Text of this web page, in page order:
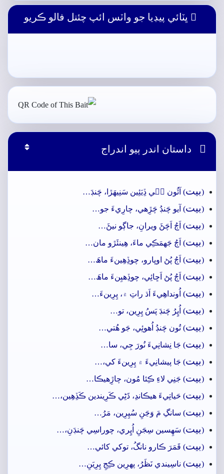
ڀٽائي پيڊيا جو واٽس ائپ چئنل فالو ڪريو
 داستان اندر ٻيو اندراج
(بيت) آئُون جٖي ڏِيَئِين سَنِيھَڙا، چَنڊَ…
(بيت) آيو چَنڊُ چَڙِهي، چارِيءَ جو…
(بيت) اَڄُ اَچَڻَ ويرانِ، جاڳو نيڻَ…
(بيت) اَڄُ جَهمَڪِي ماءَ، ھِينئَڙو مان…
(بيت) اَڄُ پُڻ اوڀارو، چوڏِھِينءَ ماھَ…
(بيت) اَڄُ پُڻ اَڇائِي، چوڏِھيِنءَ ماھَ…
(بيت) اُونداھِيءَ اَڌ راتِ ۾، پِرِينءَ…
(بيت) اُڀِرُ چَنڊَ پَسُ پِرِين، تو…
(بيت) تُون چَنڊُ اُھوئِي، جَو ھُتي…
(بيت) جَا نِشانِيءَ نُورَ جِي، سا…
(بيت) جَا پيشانِيءَ ۾ پِرِينءَ کي،…
(بيت) جَنِي لاءِ ڪِئا مُون، چاڙِھيڪا…
(بيت) حَياتِيءَ ھيڪاندِ، ڌَڻِي ڪَرِيندين ڪَڏِھِين،…
(بيت) سانگِ مَ وَڃَنِ سُپِرِين، مَرُ…
(بيت) سَھِسين سِجَنِ اُڀِري، چوراسِي چَنڊَنِ،…
(بيت) قَمَرَ ڪارو نانگُ، توکي کائي…
(بيت) ناسِيندي نَظَرُ، پھرِين ڪِجِ پِرِيَنِ…